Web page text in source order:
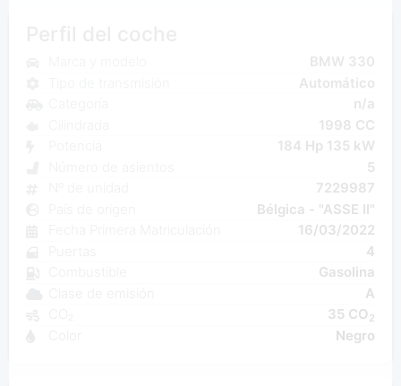
BMW 330
Automático
n/a
1998 CC
184 Hp 135 kW
5
7229987
Bélgica - "ASSE II"
16/03/2022
4
Gasolina
A
35 CO2
Negro